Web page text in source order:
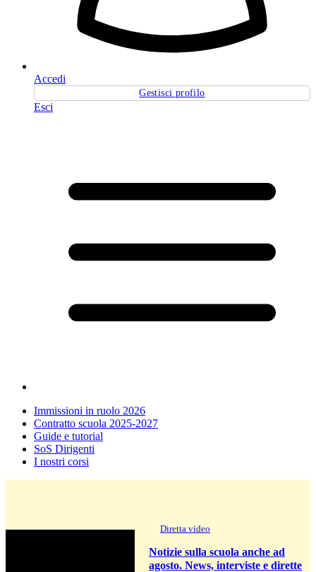
Accedi
Gestisci profilo
Esci
Immissioni in ruolo 2026
Contratto scuola 2025-2027
Guide e tutorial
SoS Dirigenti
I nostri corsi
Diretta video
Notizie sulla scuola anche ad
agosto. News, interviste e dirette